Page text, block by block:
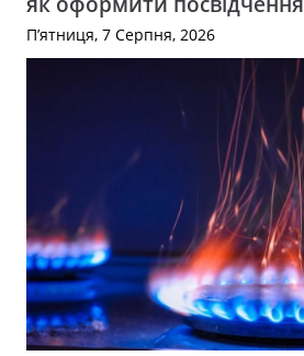
П’ятниця, 7 Серпня, 2026